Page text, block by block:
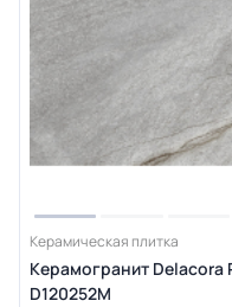
Керамическая плитка
Керамогранит Delacora
D120252M